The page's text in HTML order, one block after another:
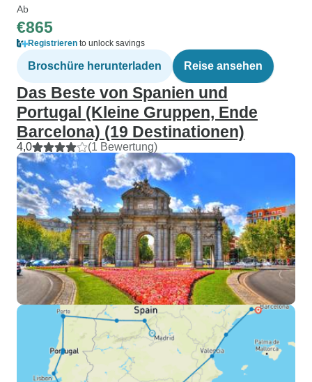
Ab
€865
Registrieren to unlock savings
Broschüre herunterladen Reise ansehen
Das Beste von Spanien und
Portugal (Kleine Gruppen, Ende
Barcelona) (19 Destinationen)
4,0 (1 Bewertung)